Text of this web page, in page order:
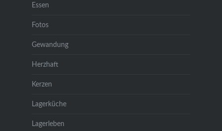
Essen
Fotos
Gewandung
Herzhaft
Kerzen
Lagerküche
Lagerleben